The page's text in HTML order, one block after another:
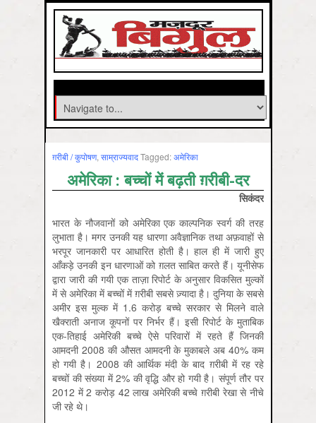
ग़रीबी / कुपोषण, साम्राज्‍यवादTagged:अमेरिका
अमेरिका : बच्चों में बढ़ती ग़रीबी-दर
सिकंदर
भारत के नौजवानों को अमेरिका एक काल्पनिक स्वर्ग की तरह
लुभाता है। मगर उनकी यह धारणा अवैज्ञानिक तथा अफ़वाहों से
भरपूर जानकारी पर आधारित होती है। हाल ही में जारी हुए
आँकड़े उनकी इन धारणाओं को ग़लत साबित करते हैं। यूनीसेफ
द्वारा जारी की गयी एक ताज़ा रिपोर्ट के अनुसार विकसित मुल्कों
में से अमेरिका में बच्चों में ग़रीबी सबसे ज़्यादा है। दुनिया के सबसे
अमीर इस मुल्क में 1.6 करोड़ बच्चे सरकार से मिलने वाले
खैक्‍राती अनाज कूपनों पर निर्भर हैं। इसी रिपोर्ट के मुताबिक
एक-तिहाई अमेरिकी बच्चे ऐसे परिवारों में रहते हैं जिनकी
आमदनी 2008 की औसत आमदनी के मुकाबले अब 40% कम
हो गयी है। 2008 की आर्थिक मंदी के बाद ग़रीबी में रह रहे
बच्चों की संख्या में 2% की वृद्धि और हो गयी है। संपूर्ण तौर पर
2012 में 2 करोड़ 42 लाख अमेरिकी बच्चे ग़रीबी रेखा से नीचे
जी रहे थे।